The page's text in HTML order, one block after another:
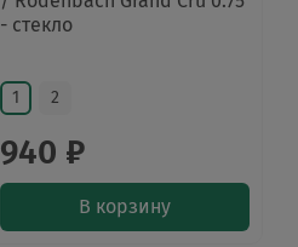
- стекло
1 2
940 ₽
В корзину